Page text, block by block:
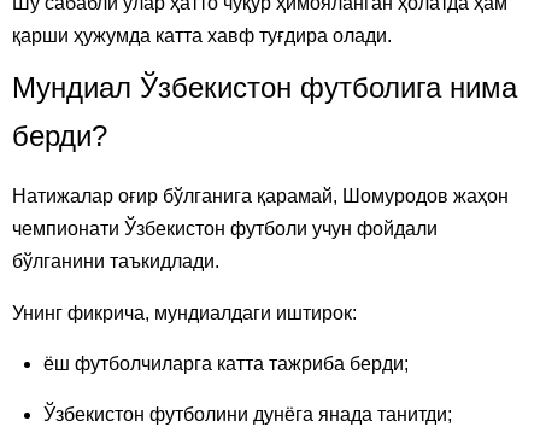
қарши ҳужумда катта хавф туғдира олади.
Мундиал Ўзбекистон футболига нима
берди?
Натижалар оғир бўлганига қарамай, Шомуродов жаҳон
чемпионати Ўзбекистон футболи учун фойдали
бўлганини таъкидлади.
Унинг фикрича, мундиалдаги иштирок:
ёш футболчиларга катта тажриба берди;
Ўзбекистон футболини дунёга янада танитди;